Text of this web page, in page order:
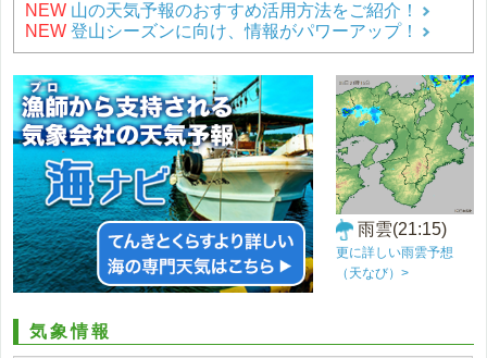
NEW 山の天気予報のおすすめ活用方法をご紹介！
NEW 登山シーズンに向け、情報がパワーアップ！
雨雲(21:15)
更に詳しい雨雲予想
（天なび）>
気象情報